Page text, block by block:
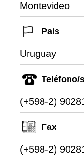
Montevideo
País
Uruguay
Teléfono/s
(+598-2)
Fax
(+598-2)